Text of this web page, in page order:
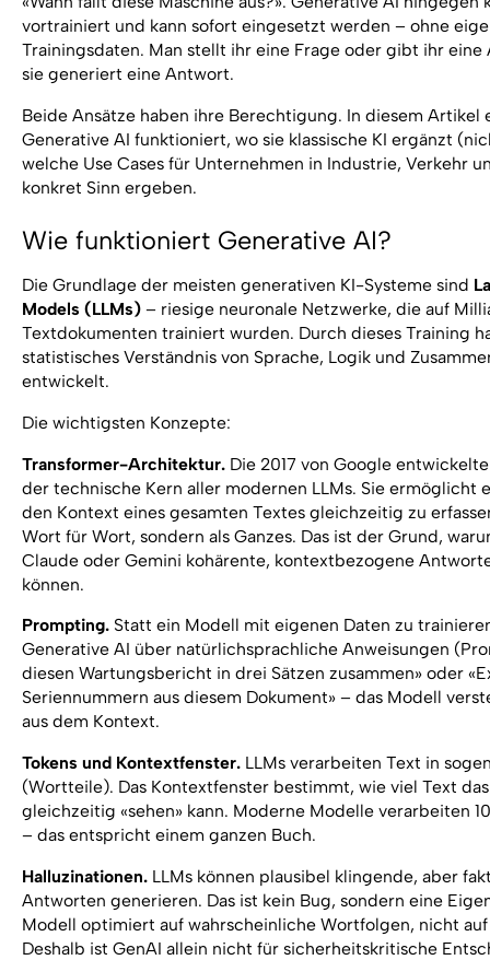
vortrainiert und kann sofort eingesetzt werden – ohne
Trainingsdaten. Man stellt ihr eine Frage oder gibt ihr eine
sie generiert eine Antwort.
Beide Ansätze haben ihre Berechtigung. In diesem Artikel
Generative AI funktioniert, wo sie klassische KI ergänzt
welche Use Cases für Unternehmen in Industrie, Verkehr
konkret Sinn ergeben.
Wie funktioniert Generative AI?
Die Grundlage der meisten generativen KI-Systeme sind
Models (LLMs)– riesige neuronale Netzwerke, die auf
Textdokumenten trainiert wurden. Durch dieses Training
statistisches Verständnis von Sprache, Logik und
entwickelt.
Die wichtigsten Konzepte:
Transformer-Architektur.Die 2017 von Google
der technische Kern aller modernen LLMs. Sie ermöglicht
den Kontext eines gesamten Textes gleichzeitig zu
Wort für Wort, sondern als Ganzes. Das ist der Grund,
Claude oder Gemini kohärente, kontextbezogene
können.
Prompting.Statt ein Modell mit eigenen Daten zu
Generative AI über natürlichsprachliche Anweisungen
diesen Wartungsbericht in drei Sätzen zusammen» oder
Seriennummern aus diesem Dokument» – das Modell
aus dem Kontext.
Tokens und Kontextfenster.LLMs verarbeiten Text in
(Wortteile). Das Kontextfenster bestimmt, wie viel Text
gleichzeitig «sehen» kann. Moderne Modelle verarbeiten
– das entspricht einem ganzen Buch.
Halluzinationen.LLMs können plausibel klingende, aber
Antworten generieren. Das ist kein Bug, sondern eine
Modell optimiert auf wahrscheinliche Wortfolgen, nicht
Deshalb ist GenAI allein nicht für sicherheitskritische